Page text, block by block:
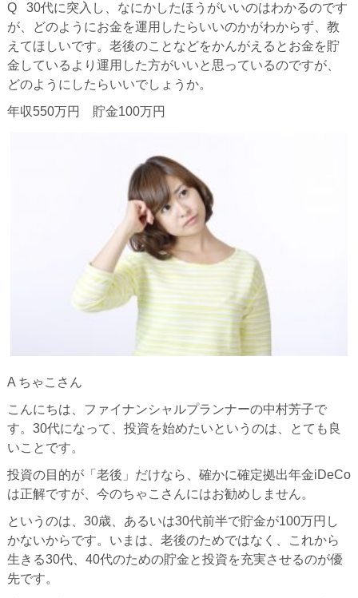
Q 30代に突入し、なにかしたほうがいいのはわかるのです
が、どのようにお金を運用したらいいのかがわからず、教
えてほしいです。老後のことなどをかんがえるとお金を貯
金しているより運用した方がいいと思っているのですが、
どのようにしたらいいでしょうか。
年収550万円 貯金100万円
A ちゃこさん
こんにちは、ファイナンシャルプランナーの中村芳子で
す。30代になって、投資を始めたいというのは、とても良
いことです。
投資の目的が「老後」だけなら、確かに確定拠出年金iDeCo
は正解ですが、今のちゃこさんにはお勧めしません。
というのは、30歳、あるいは30代前半で貯金が100万円し
かないからです。いまは、老後のためではなく、これから
生きる30代、40代のための貯金と投資を充実させるのが優
先です。